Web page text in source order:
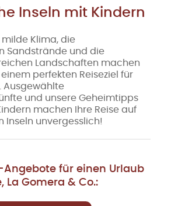
Inseln mit Kindern
Klima, die
Sandstrände und die
Landschaften machen
perfekten Reiseziel für
Ausgewählte
und unsere Geheimtipps
machen Ihre Reise auf
Inseln unvergesslich!
Angebote für einen Urlaub
La Gomera & Co.: